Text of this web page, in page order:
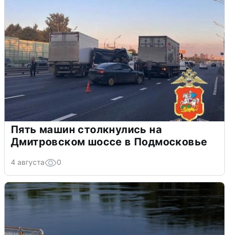
Пять машин столкнулись на
Дмитровском шоссе в Подмосковье
4 августа 0